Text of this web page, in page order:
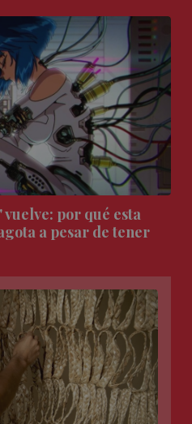
vuelve: por qué esta
a pesar de tener